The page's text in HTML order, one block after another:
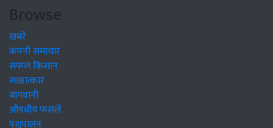
Browse
खबरें
कंपनी समाचार
सफल किसान
साक्षात्कार
बागवानी
औषधीय फसलें